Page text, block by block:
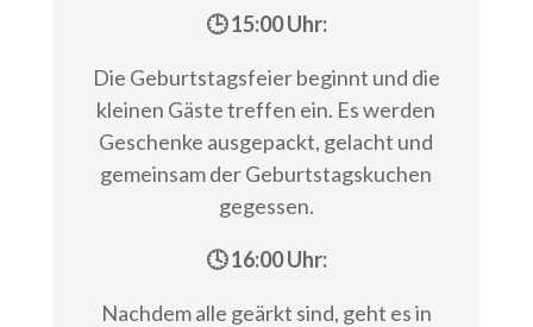
🕒 15:00 Uhr:
Die Geburtstagsfeier beginnt und die
kleinen Gäste treffen ein. Es werden
Geschenke ausgepackt, gelacht und
gemeinsam der Geburtstagskuchen
gegessen.
🕓 16:00 Uhr:
Nachdem alle geärkt sind, geht es in